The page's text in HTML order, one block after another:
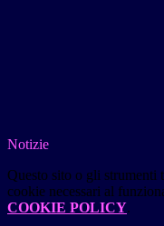
Notizie
Questo sito o gli strumenti
cookie necessari al
COOKIE POLICY.